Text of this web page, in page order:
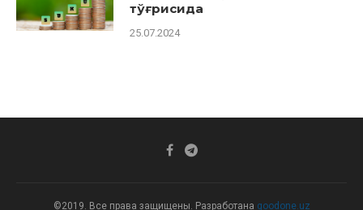
тўғрисида
25.07.2024
©2019. Все права защищены. Разработана goodone.uz